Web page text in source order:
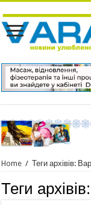
Home / Теги архівів:
Теги архівів: